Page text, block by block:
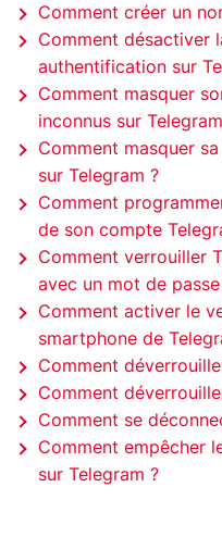
Comment créer un
Comment désactiver
authentification sur
Comment masquer
inconnus sur
Comment masquer
sur Telegram ?
Comment
de son compte
Comment verrouiller
avec un mot de passe
Comment activer le
smartphone de
Comment
Comment
Comment se
Comment empêcher
sur Telegram ?